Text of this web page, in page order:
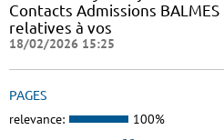
Contacts Admissions
relatives à vos
18/02/2026 15:25
PAGES
relevance: 100%